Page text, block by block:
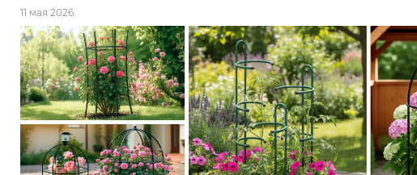
11 мая 2026